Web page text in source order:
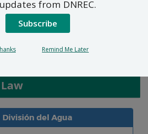
de Permiso
y Canales
División del Agua
from DNREC.
Subscribe
Remind Me Later